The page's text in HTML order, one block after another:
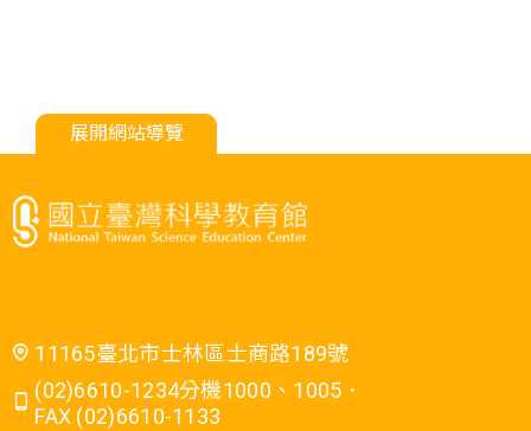
展開網站導覽
11165臺北市士林區士商路189號
(02)6610-1234分機1000、1005．
FAX (02)6610-1133